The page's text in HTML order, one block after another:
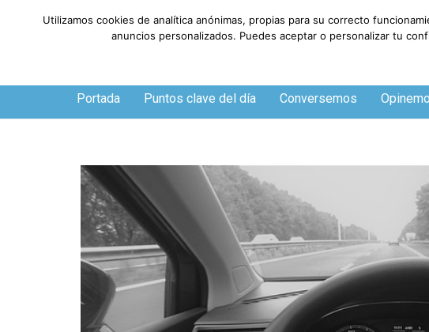
Sábado, 8 de agosto de 2026
Portada Puntos clave del día Conversemos
Utilizamos cookies de analítica anónimas, propias para su correcto
anuncios personalizados. Puedes aceptar o personalizar tu